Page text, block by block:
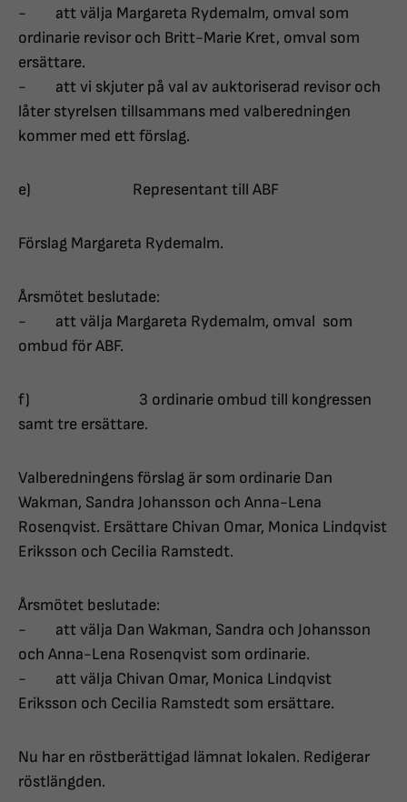
- att välja Margareta Rydemalm, omval som
ordinarie revisor och Britt-Marie Kret, omval som
ersättare.
- att vi skjuter på val av auktoriserad revisor och
låter styrelsen tillsammans med valberedningen
kommer med ett förslag.
e) Representant till ABF
Förslag Margareta Rydemalm.
Årsmötet beslutade:
- att välja Margareta Rydemalm, omval som
ombud för ABF.
f) 3 ordinarie ombud till kongressen
samt tre ersättare.
Valberedningens förslag är som ordinarie Dan
Wakman, Sandra Johansson och Anna-Lena
Rosenqvist. Ersättare Chivan Omar, Monica Lindqvist
Eriksson och Cecilia Ramstedt.
Årsmötet beslutade:
- att välja Dan Wakman, Sandra och Johansson
och Anna-Lena Rosenqvist som ordinarie.
- att välja Chivan Omar, Monica Lindqvist
Eriksson och Cecilia Ramstedt som ersättare.
Nu har en röstberättigad lämnat lokalen. Redigerar
röstlängden.